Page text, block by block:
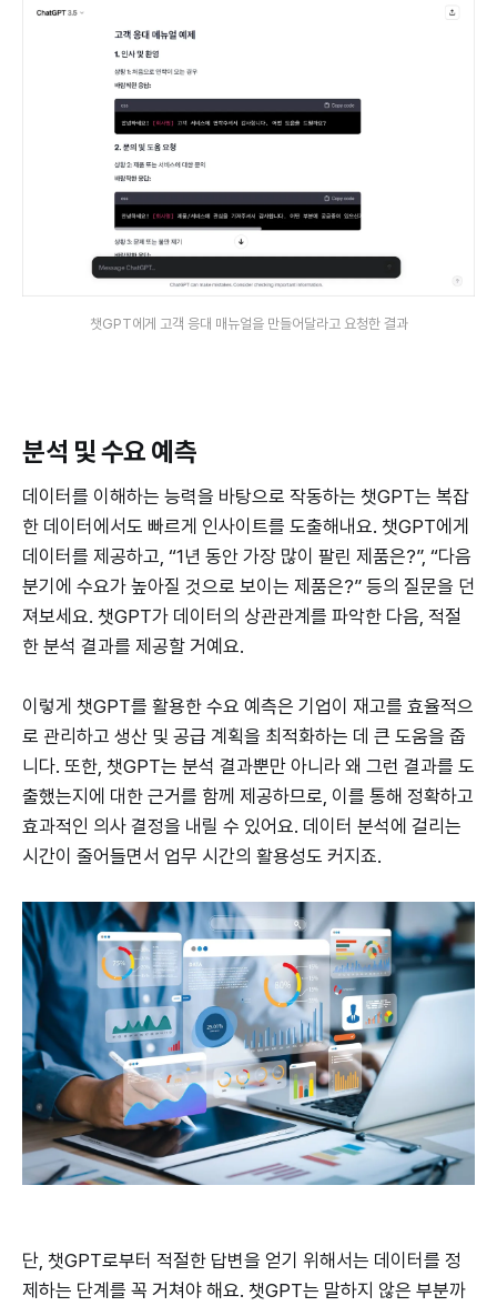
챗GPT에게 고객 응대 매뉴얼을 만들어달라고 요청한 결과
분석 및 수요 예측
데이터를 이해하는 능력을 바탕으로 작동하는 챗GPT는 복잡
한 데이터에서도 빠르게 인사이트를 도출해내요. 챗GPT에게
데이터를 제공하고, “1년 동안 가장 많이 팔린 제품은?”, “다음
분기에 수요가 높아질 것으로 보이는 제품은?” 등의 질문을 던
져보세요. 챗GPT가 데이터의 상관관계를 파악한 다음, 적절
한 분석 결과를 제공할 거예요.
이렇게 챗GPT를 활용한 수요 예측은 기업이 재고를 효율적으
로 관리하고 생산 및 공급 계획을 최적화하는 데 큰 도움을 줍
니다. 또한, 챗GPT는 분석 결과뿐만 아니라 왜 그런 결과를 도
출했는지에 대한 근거를 함께 제공하므로, 이를 통해 정확하고
효과적인 의사 결정을 내릴 수 있어요. 데이터 분석에 걸리는
시간이 줄어들면서 업무 시간의 활용성도 커지죠.
단, 챗GPT로부터 적절한 답변을 얻기 위해서는 데이터를 정
제하는 단계를 꼭 거쳐야 해요. 챗GPT는 말하지 않은 부분까